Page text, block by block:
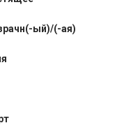
ый)/(-ая)